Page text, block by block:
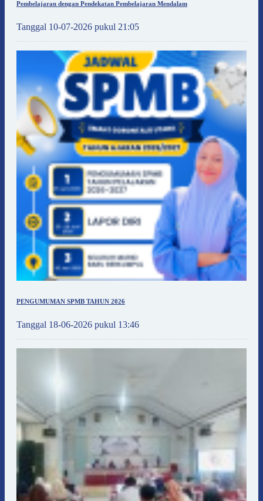
Pembelajaran dengan Pendekatan Pembelajaran Mendalam
Tanggal 10-07-2026 pukul 21:05
PENGUMUMAN SPMB TAHUN 2026
Tanggal 18-06-2026 pukul 13:46